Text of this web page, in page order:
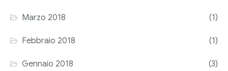
Marzo 2018 (1)
Febbraio 2018 (1)
Gennaio 2018 (3)